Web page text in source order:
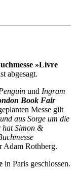
»Livre
abgesagt.
und Ingram
Book Fair
Messe gilt
aus Sorge um die
hat Simon &
Adam Rothberg.
in Paris geschlossen.